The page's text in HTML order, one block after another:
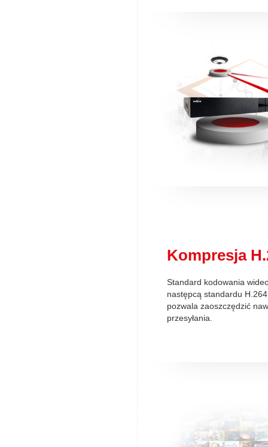
Kompresja
Standard kodowania
następcą standardu
pozwala zaoszczędzić
przesyłania.